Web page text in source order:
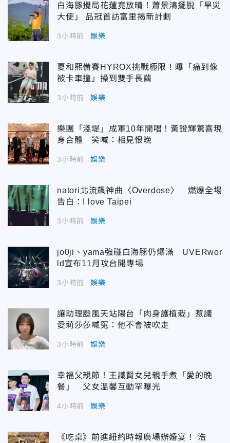
白海豚攪局花蓮竟放晴！蕭景鴻擺脫「旱災
大使」 品冠首訪富里揭新計劃
3小時前 娛樂
夏和熙備賽HYROX挑戰極限！曝「痛到像
被卡車撞」操到雙手長繭
3小時前 娛樂
樂團「淺堤」成軍10年開唱！黃鐙輝驚喜現
身合體 笑喊：相見恨晚
3小時前 娛樂
natori北流飆神曲〈Overdose〉 燃爆全場
告白：I love Taipei
3小時前 娛樂
jo0ji、yama強碰白海豚仍爆滿 UVERwor
ld宣布11月攻台開專場
3小時前 娛樂
讓助理颱風天站陽台「肉身護植栽」惹議
愛莉莎莎喊冤：他不會被吹走
3小時前 娛樂
幸福父親節！王識賢女兒親手煮「愛的晚
餐」 父女溫馨互動罕曝光
4小時前 娛樂
《吃桌》前進紐約時報廣場辦婚宴！ 浩